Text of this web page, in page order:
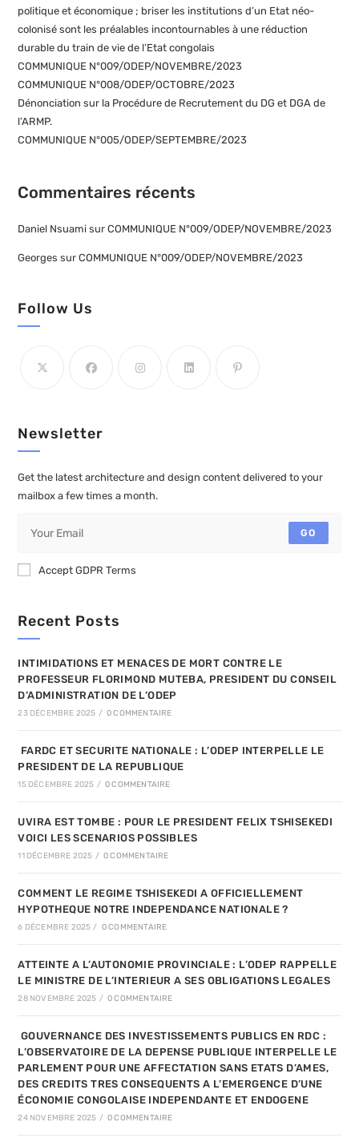
politique et économique ; briser les institutions d’un Etat néo-
colonisé sont les préalables incontournables à une réduction
durable du train de vie de l’Etat congolais
COMMUNIQUE N°009/ODEP/NOVEMBRE/2023
COMMUNIQUE N°008/ODEP/OCTOBRE/2023
Dénonciation sur la Procédure de Recrutement du DG et DGA de
l’ARMP.
COMMUNIQUE N°005/ODEP/SEPTEMBRE/2023
Commentaires récents
Daniel Nsuami surCOMMUNIQUE N°009/ODEP/NOVEMBRE/2023
Georges surCOMMUNIQUE N°009/ODEP/NOVEMBRE/2023
Follow Us
Newsletter
Get the latest architecture and design content delivered to your
mailbox a few times a month.
GO
Accept GDPR Terms
Recent Posts
INTIMIDATIONS ET MENACES DE MORT CONTRE LE
PROFESSEUR FLORIMOND MUTEBA, PRESIDENT DU CONSEIL
D’ADMINISTRATION DE L’ODEP
23 DÉCEMBRE 2025 / 0 COMMENTAIRE
FARDC ET SECURITE NATIONALE : L’ODEP INTERPELLE LE
PRESIDENT DE LA REPUBLIQUE
15 DÉCEMBRE 2025 / 0 COMMENTAIRE
UVIRA EST TOMBE : POUR LE PRESIDENT FELIX TSHISEKEDI
VOICI LES SCENARIOS POSSIBLES
11 DÉCEMBRE 2025 / 0 COMMENTAIRE
COMMENT LE REGIME TSHISEKEDI A OFFICIELLEMENT
HYPOTHEQUE NOTRE INDEPENDANCE NATIONALE ?
6 DÉCEMBRE 2025 / 0 COMMENTAIRE
ATTEINTE A L’AUTONOMIE PROVINCIALE : L’ODEP RAPPELLE
LE MINISTRE DE L’INTERIEUR A SES OBLIGATIONS LEGALES
28 NOVEMBRE 2025 / 0 COMMENTAIRE
GOUVERNANCE DES INVESTISSEMENTS PUBLICS EN RDC :
L’OBSERVATOIRE DE LA DEPENSE PUBLIQUE INTERPELLE LE
PARLEMENT POUR UNE AFFECTATION SANS ETATS D’AMES,
DES CREDITS TRES CONSEQUENTS A L’EMERGENCE D’UNE
ÉCONOMIE CONGOLAISE INDEPENDANTE ET ENDOGENE
24 NOVEMBRE 2025 / 0 COMMENTAIRE